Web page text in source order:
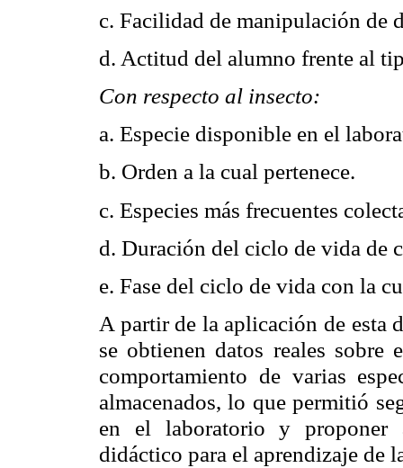
c. Facilidad de manipulación de
d. Actitud del alumno frente al
Con respecto al insecto:
a. Especie disponible en el
b. Orden a la cual pertenece.
c. Especies más frecuentes
d. Duración del ciclo de vida de
e. Fase del ciclo de vida con la
A partir de la aplicación de esta
se obtienen datos reales
comportamiento de varias
almacenados, lo que permitió
en el laboratorio y proponer
didáctico para el aprendizaje de